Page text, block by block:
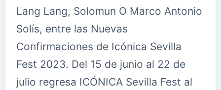
Lang Lang, Solomun O Marco Antonio
Solís, entre las Nuevas
Confirmaciones de Icónica Sevilla
Fest 2023. Del 15 de junio al 22 de
julio regresa ICÓNICA Sevilla Fest al